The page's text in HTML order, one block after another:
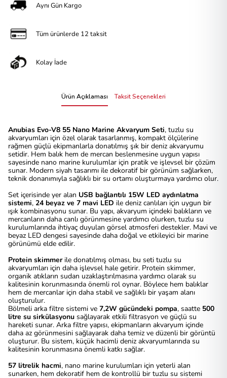
Aynı Gün Kargo
Tüm ürünlerde 12 taksit
Kolay İade
Ürün Açıklaması Taksit Seçenekleri
Anubias Evo-V8 55 Nano Marine Akvaryum Seti, tuzlu su
akvaryumları için özel olarak tasarlanmış, kompakt ölçülerine
rağmen güçlü ekipmanlarla donatılmış şık bir deniz akvaryumu
setidir. Hem balık hem de mercan beslenmesine uygun yapısı
sayesinde nano marine kurulumlar için pratik ve işlevsel bir çözüm
sunar. Modern siyah tasarımı ile dekoratif bir görünüm sağlarken,
teknik donanımıyla sağlıklı bir su ortamı oluşturmaya yardımcı olur.
Set içerisinde yer alan USB bağlantılı 15W LED aydınlatma
sistemi, 24 beyaz ve 7 mavi LED ile deniz canlıları için uygun bir
ışık kombinasyonu sunar. Bu yapı, akvaryum içindeki balıkların ve
mercanların daha canlı görünmesine yardımcı olurken, tuzlu su
kurulumlarında ihtiyaç duyulan görsel atmosferi destekler. Mavi ve
beyaz LED dengesi sayesinde daha doğal ve etkileyici bir marine
görünümü elde edilir.
Protein skimmerile donatılmış olması, bu seti tuzlu su
akvaryumları için daha işlevsel hale getirir. Protein skimmer,
organik atıkların sudan uzaklaştırılmasına yardımcı olarak su
kalitesinin korunmasında önemli rol oynar. Böylece hem balıklar
hem de mercanlar için daha stabil ve sağlıklı bir yaşam alanı
oluşturulur.
Bölmeli arka filtre sistemi ve 7,2W gücündeki pompa, saatte 500
litre su sirkülasyonu sağlayarak etkili filtrasyon ve güçlü su
hareketi sunar. Arka filtre yapısı, ekipmanların akvaryum içinde
daha az görünmesini sağlayarak daha temiz ve düzenli bir görüntü
oluşturur. Bu sistem, küçük hacimli deniz akvaryumlarında su
kalitesinin korunmasına önemli katkı sağlar.
57 litrelik hacmi, nano marine kurulumları için yeterli alan
sunarken, hem dekoratif hem de kontrollü bir tuzlu su sistemi